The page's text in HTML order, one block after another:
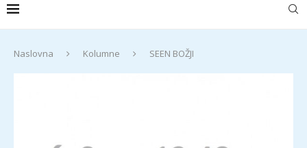
Naslovna Kolumne SEEN BOŽJI